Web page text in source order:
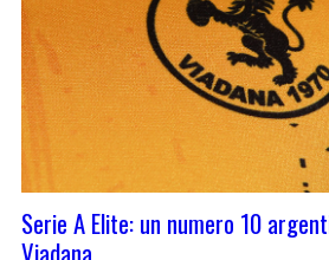
Serie A Elite: un numero 10
Viadana